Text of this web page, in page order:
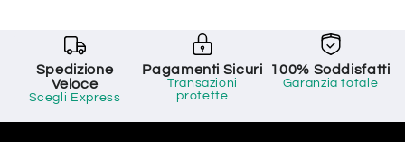
Spedizione
Veloce
Scegli Express
Pagamenti Sicuri
Transazioni
protette
100% Soddisfatti
Garanzia totale